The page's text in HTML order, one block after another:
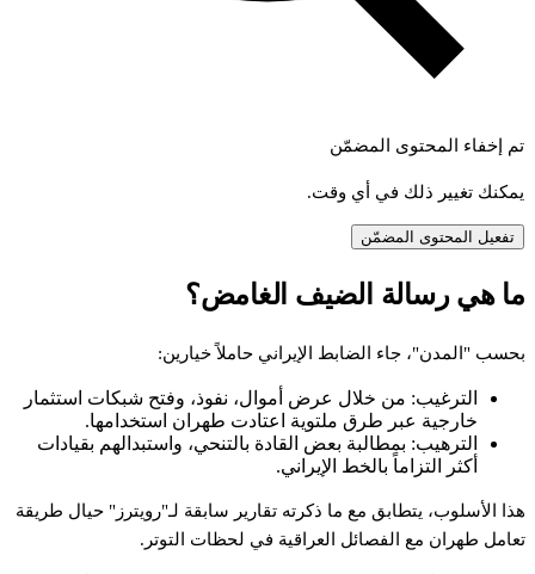
تم إخفاء المحتوى المضمّن
يمكنك تغيير ذلك في أي وقت.
تفعيل المحتوى المضمّن
ما هي رسالة الضيف الغامض؟
بحسب "المدن"، جاء الضابط الإيراني حاملاً خيارين:
الترغيب: من خلال عرض أموال، نفوذ، وفتح شبكات استثمار
خارجية عبر طرق ملتوية اعتادت طهران استخدامها.
الترهيب: بمطالبة بعض القادة بالتنحي، واستبدالهم بقيادات
أكثر
التزاماً بالخط الإيراني.
هذا الأسلوب، يتطابق مع ما ذكرته تقارير سابقة لـ"رويترز" حيال طريقة
تعامل طهران مع الفصائل العراقية في لحظات التوتر.